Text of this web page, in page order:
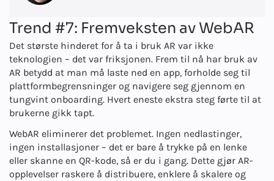
Trend #7: Fremveksten av WebAR
Det største hinderet for å ta i bruk AR var ikke
teknologien – det var friksjonen. Frem til nå har bruk av
AR betydd at man må laste ned en app, forholde seg til
plattformbegrensninger og navigere seg gjennom en
tungvint onboarding. Hvert eneste ekstra steg førte til at
brukerne gikk tapt.
WebAR eliminerer det problemet. Ingen nedlastinger,
ingen installasjoner – det er bare å trykke på en lenke
eller skanne en QR-kode, så er du i gang. Dette gjør AR-
opplevelser raskere å distribuere, enklere å skalere og